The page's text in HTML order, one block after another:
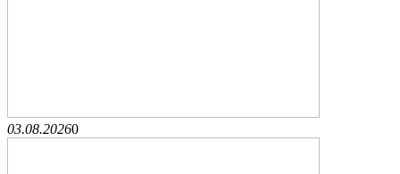
03.08.20260